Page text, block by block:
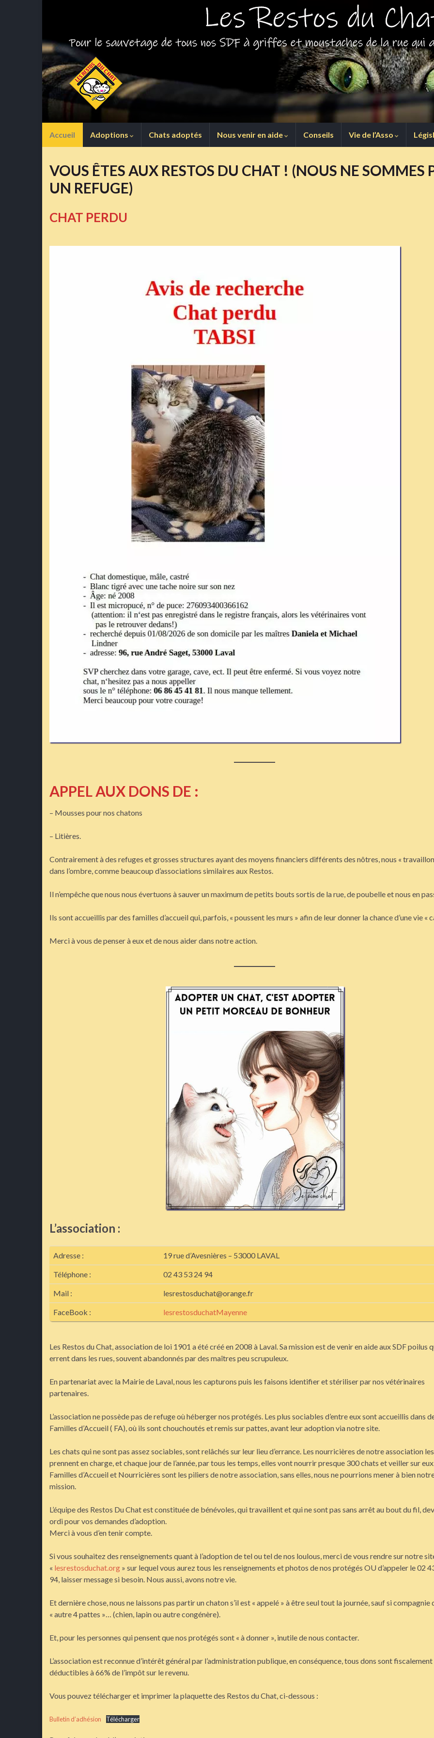
Accueil Adoptions Chats adoptés Nous venir en aide Conseils Vie de l’Asso
VOUS ÊTES AUX RESTOS DU CHAT ! (NOUS NE SOMMES
UN REFUGE)
CHAT PERDU
APPEL AUX DONS DE :
– Mousses pour nos chatons
– Litières.
Contrairement à des refuges et grosses structures ayant des moyens financiers différents des nôtres, nous «
dans l’ombre, comme beaucoup d’associations similaires aux Restos.
Il n’empêche que nous nous évertuons à sauver un maximum de petits bouts sortis de la rue, de poubelle et nous en
Ils sont accueillis par des familles d’accueil qui, parfois, « poussent les murs » afin de leur donner la chance d’une vie «
Merci à vous de penser à eux et de nous aider dans notre action.
L’association :
Adresse : 19 rue d’Avesnières – 53000 LAVAL
Téléphone : 02 43 53 24 94
Mail : lesrestosduchat@orange.fr
FaceBook : lesrestosduchatMayenne
Les Restos du Chat, association de loi 1901 a été créé en 2008 à Laval. Sa mission est de venir en aide aux SDF poilus
errent dans les rues, souvent abandonnés par des maîtres peu scrupuleux.
En partenariat avec la Mairie de Laval, nous les capturons puis les faisons identifier et stériliser par nos vétérinaires
partenaires.
L’association ne possède pas de refuge où héberger nos protégés. Les plus sociables d’entre eux sont accueillis dans
Familles d’Accueil ( FA), où ils sont chouchoutés et remis sur pattes, avant leur adoption via notre site.
Les chats qui ne sont pas assez sociables, sont relâchés sur leur lieu d’errance. Les nourricières de notre association les
prennent en charge, et chaque jour de l’année, par tous les temps, elles vont nourrir presque 300 chats et veiller sur
Familles d’Accueil et Nourricières sont les piliers de notre association, sans elles, nous ne pourrions mener à bien
mission.
L’équipe des Restos Du Chat est constituée de bénévoles, qui travaillent et qui ne sont pas sans arrêt au bout du fil,
ordi pour vos demandes d’adoption.
Merci à vous d’en tenir compte.
Si vous souhaitez des renseignements quant à l’adoption de tel ou tel de nos loulous, merci de vous rendre sur notre
« lesrestosduchat.org » sur lequel vous aurez tous les renseignements et photos de nos protégés OU d’appeler le 02
94, laisser message si besoin. Nous aussi, avons notre vie.
Et dernière chose, nous ne laissons pas partir un chaton s’il est « appelé » à être seul tout la journée, sauf si compagnie
« autre 4 pattes »… (chien, lapin ou autre congénère).
Et, pour les personnes qui pensent que nos protégés sont « à donner », inutile de nous contacter.
L’association est reconnue d’intérêt général par l’administration publique, en conséquence, tous dons sont fiscalement
déductibles à 66% de l’impôt sur le revenu.
Vous pouvez télécharger et imprimer la plaquette des Restos du Chat, ci-dessous :
Bulletin d’adhésion Télécharger